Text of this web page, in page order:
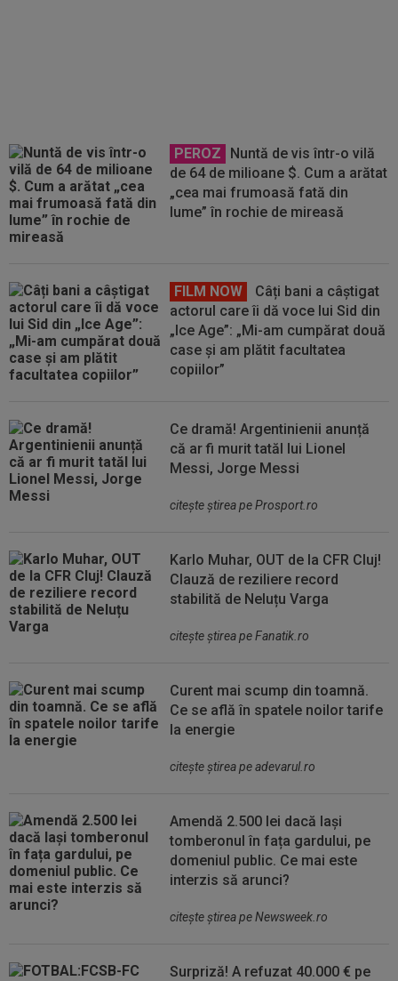
PEROZ
Nuntă de vis într-o vilă
de 64 de milioane $. Cum a arătat
„cea mai frumoasă fată din
lume” în rochie de mireasă
FILM NOW
Câți bani a câștigat
actorul care îi dă voce lui Sid din
„Ice Age”: „Mi-am cumpărat două
case și am plătit facultatea
copiilor”
Ce dramă! Argentinienii anunță
că ar fi murit tatăl lui Lionel
Messi, Jorge Messi
citeşte ştirea pe Prosport.ro
Karlo Muhar, OUT de la CFR Cluj!
Clauză de reziliere record
stabilită de Neluțu Varga
citeşte ştirea pe Fanatik.ro
Curent mai scump din toamnă.
Ce se află în spatele noilor tarife
la energie
citeşte ştirea pe adevarul.ro
Amendă 2.500 lei dacă lași
tomberonul în fața gardului, pe
domeniul public. Ce mai este
interzis să arunci?
citeşte ştirea pe Newsweek.ro
Surpriză! A refuzat 40.000 € pe